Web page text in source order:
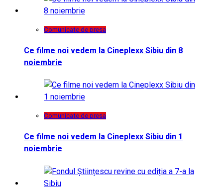
Comunicate de presa
Ce filme noi vedem la Cineplexx Sibiu din 8
noiembrie
Comunicate de presa
Ce filme noi vedem la Cineplexx Sibiu din 1
noiembrie